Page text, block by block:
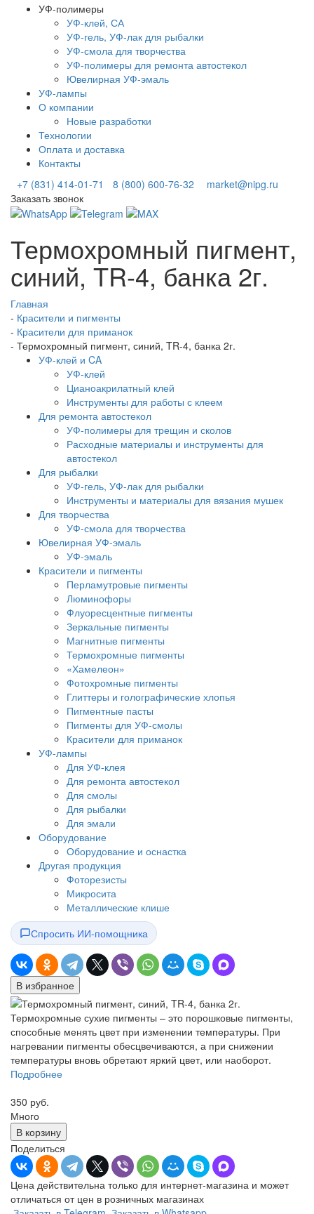
УФ-полимеры
УФ-клей, СА
УФ-гель, УФ-лак для рыбалки
УФ-смола для творчества
УФ-полимеры для ремонта автостекол
Ювелирная УФ-эмаль
УФ-лампы
О компании
Новые разработки
Технологии
Оплата и доставка
Контакты
+7 (831) 414-01-71
8 (800) 600-76-32
market@nipg.ru
Заказать звонок
Термохромный пигмент,
синий, TR-4, банка 2г.
Главная
- Красители и пигменты
- Красители для приманок
- Термохромный пигмент, синий, TR-4, банка 2г.
УФ-клей и CA
УФ-клей
Цианоакрилатный клей
Инструменты для работы с клеем
Для ремонта автостекол
УФ-полимеры для трещин и сколов
Расходные материалы и инструменты для
автостекол
Для рыбалки
УФ-гель, УФ-лак для рыбалки
Инструменты и материалы для вязания мушек
Для творчества
УФ-смола для творчества
Ювелирная УФ-эмаль
УФ-эмаль
Красители и пигменты
Перламутровые пигменты
Люминофоры
Флуоресцентные пигменты
Зеркальные пигменты
Магнитные пигменты
Термохромные пигменты
«Хамелеон»
Фотохромные пигменты
Глиттеры и голографические хлопья
Пигментные пасты
Пигменты для УФ-смолы
Красители для приманок
УФ-лампы
Для УФ-клея
Для ремонта автостекол
Для смолы
Для рыбалки
Для эмали
Оборудование
Оборудование и оснастка
Другая продукция
Фоторезисты
Микросита
Металлические клише
Спросить ИИ-помощника
В избранное
Термохромные сухие пигменты – это порошковые пигменты,
способные менять цвет при изменении температуры. При
нагревании пигменты обесцвечиваются, а при снижении
температуры вновь обретают яркий цвет, или наоборот.
Подробнее
350 руб.
Много
В корзину
Поделиться
Цена действительна только для интернет-магазина и может
отличаться от цен в розничных магазинах